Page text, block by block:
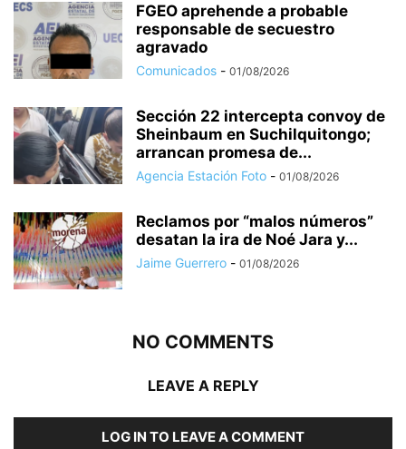
FGEO aprehende a probable
responsable de secuestro
agravado
Comunicados - 01/08/2026
Sección 22 intercepta convoy de
Sheinbaum en Suchilquitongo;
arrancan promesa de...
Agencia Estación Foto - 01/08/2026
Reclamos por “malos números”
desatan la ira de Noé Jara y...
Jaime Guerrero - 01/08/2026
NO COMMENTS
LEAVE A REPLY
LOG IN TO LEAVE A COMMENT